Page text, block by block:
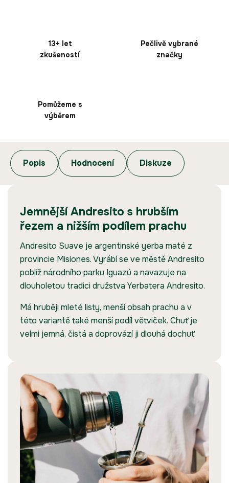
13+ let
zkušeností
Pečlivě vybrané
značky
Pomůžeme s
výběrem
Popis Hodnocení Diskuze
Jemnější Andresito s hrubším
řezem a nižším podílem prachu
Andresito Suave je argentinské yerba maté z
provincie Misiones. Vyrábí se ve městě Andresito
poblíž národního parku Iguazú a navazuje na
dlouholetou tradici družstva Yerbatera Andresito.
Má hruběji mleté listy, menší obsah prachu a v
této variantě také menší podíl větviček. Chuť je
velmi jemná, čistá a doprovází ji dlouhá dochuť.